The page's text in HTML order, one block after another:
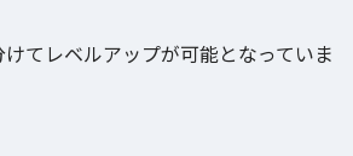
てレベルアップが可能となっていま